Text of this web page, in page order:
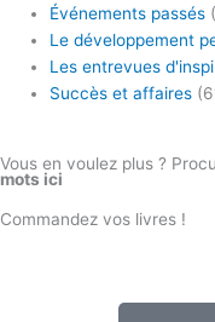
Événements passés
Le développement
Les entrevues
Succès et affaires
Vous en voulez plus ?
mots ici
Commandez vos livres !